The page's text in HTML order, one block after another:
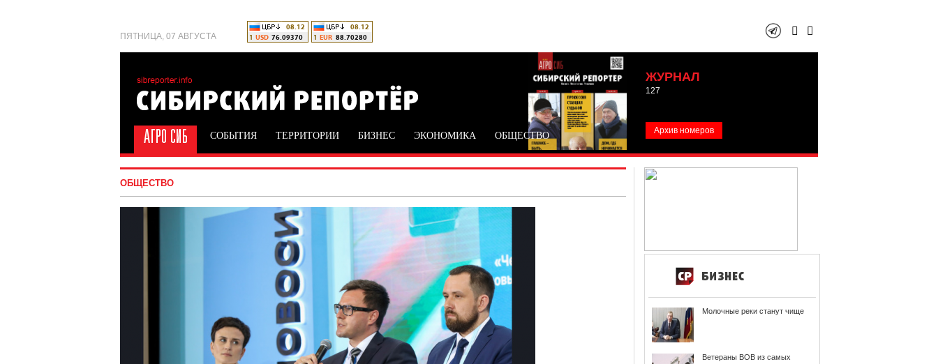
ПЯТНИЦА, 07 АВГУСТА
ЖУРНАЛ
127
Архив номеров
СОБЫТИЯ ТЕРРИТОРИИ БИЗНЕС ЭКОНОМИКА ОБЩЕСТВО
ОБЩЕСТВО
Молочные реки станут чище
Ветераны ВОВ из самых